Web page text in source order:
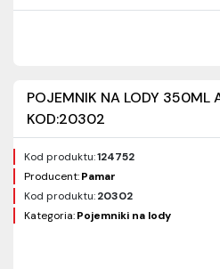
POJEMNIK NA LODY 350ML
KOD:20302
Kod produktu:124752
Producent:Pamar
Kod produktu:20302
Kategoria:Pojemniki na lody